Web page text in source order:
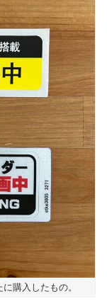
購入したもの。